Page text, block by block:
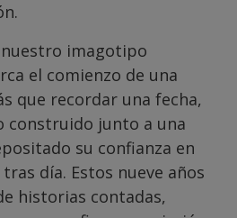
imagotipo
el comienzo de una
que recordar una fecha,
construido junto a una
su confianza en
día. Estos nueve años
historias contadas,